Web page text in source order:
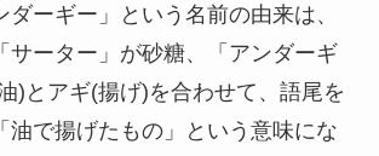
ダーギー」という名前の由来は、
サーター」が砂糖、「アンダーギ
)とアギ(揚げ)を合わせて、語尾を
油で揚げたもの」という意味にな